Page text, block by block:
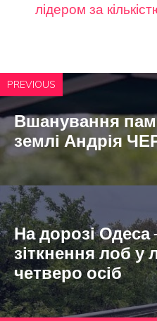
лідером за
PREVIOUS
Вшанування
землі Андрія
На дорозі Одеса
зіткнення лоб у
четверо осіб